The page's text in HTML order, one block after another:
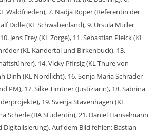
Waldfrieden), 7. Nadja Röper (Referentin der
Dölle (KL Schwabenland), 9. Ursula Müller
Jens Frey (KL Zorge), 11. Sebastian Pleick (KL
(KL Kandertal und Birkenbuck), 13.
14. Vicky Pfirsig (KL Thure von
Dinh (KL Nordlicht), 16. Sonja Maria Schrader
PM), 17. Silke Timtner (Justiziarin), 18. Sabrina
19. Svenja Stavenhagen (KL
Scherle (BA Studentin), 21. Daniel Hanselmann
Auf dem Bild fehlen: Bastian